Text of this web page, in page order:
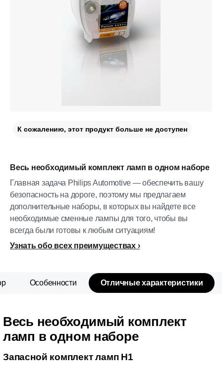
Весь необходимый комплект ламп в одном наборе
Главная задача Philips Automotive — обеспечить вашу
безопасность на дороге, поэтому мы предлагаем
дополнительные наборы, в которых вы найдете все
необходимые сменные лампы для того, чтобы вы
всегда были готовы к любым ситуациям!
Узнать обо всех преимуществах
К сожалению, этот продукт больше не доступен
Особенности Отличные характеристики
Весь необходимый комплект
ламп в одном наборе
Запасной комплект ламп H1